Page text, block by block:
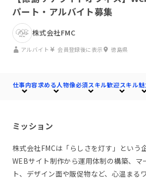
パート・アルバイト募集
株式会社FMC
アルバイト 会員登録後に表示 徳島県
仕事内容求める人物像必須スキル歓迎スキル魅
ミッション
株式会社FMCは「らしさを灯す」という
WEBサイト制作から運用体制の構築、マ
ト、デザイン面や販促物など、心温まる